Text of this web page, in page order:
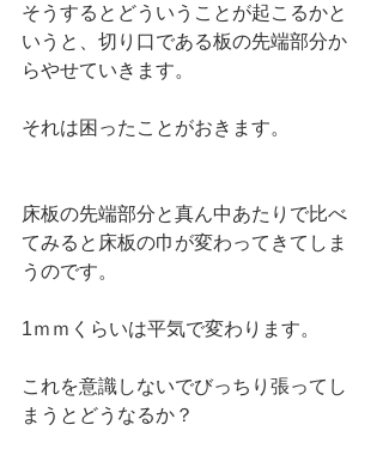
そうするとどういうことが起こるかと
いうと、切り口である板の先端部分か
らやせていきます。
それは困ったことがおきます。
床板の先端部分と真ん中あたりで比べ
てみると床板の巾が変わってきてしま
うのです。
1ｍｍくらいは平気で変わります。
これを意識しないでびっちり張ってし
まうとどうなるか？